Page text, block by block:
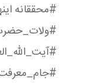
#محققانه